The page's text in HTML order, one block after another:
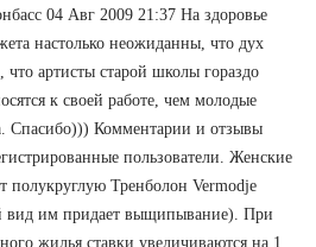
04 Авг 2009 21:37 На здоровье
настолько неожиданны, что дух
что артисты старой школы гораздо
к своей работе, чем молодые
Спасибо))) Комментарии и отзывы
пользователи. Женские
Тренболон Vermodje
вид им придает выщипывание). При
жилья ставки увеличиваются на 1